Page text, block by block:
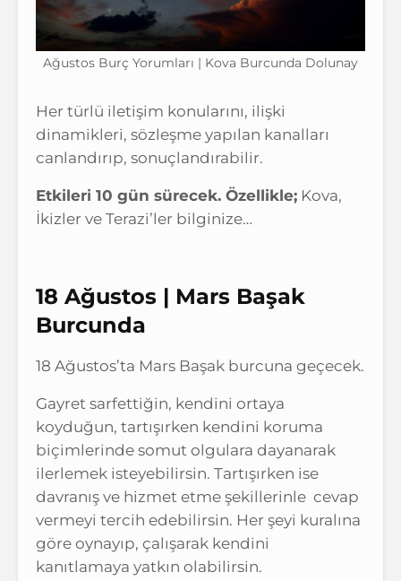
Ağustos Burç Yorumları | Kova Burcunda Dolunay
Her türlü iletişim konularını, ilişki
dinamikleri, sözleşme yapılan kanalları
canlandırıp, sonuçlandırabilir.
Etkileri 10 gün sürecek. Özellikle; Kova,
İkizler ve Terazi’ler bilginize…
18 Ağustos | Mars Başak
Burcunda
18 Ağustos’ta Mars Başak burcuna geçecek.
Gayret sarfettiğin, kendini ortaya
koyduğun, tartışırken kendini koruma
biçimlerinde somut olgulara dayanarak
ilerlemek isteyebilirsin. Tartışırken ise
davranış ve hizmet etme şekillerinle cevap
vermeyi tercih edebilirsin. Her şeyi kuralına
göre oynayıp, çalışarak kendini
kanıtlamaya yatkın olabilirsin.